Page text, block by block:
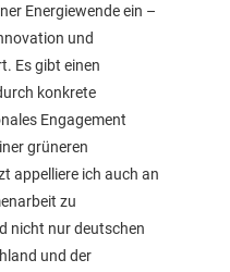
Energiewende ein –
und
Es gibt einen
konkrete
Engagement
grüneren
appelliere ich auch an
zu
nicht nur deutschen
und der